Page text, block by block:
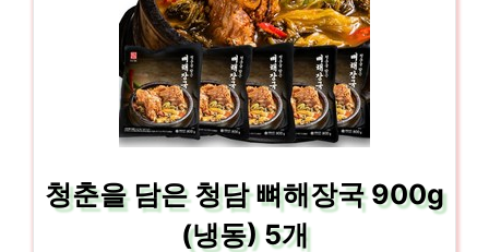
청춘을 담은 청담 뼈해장국 900g
(냉동) 5개